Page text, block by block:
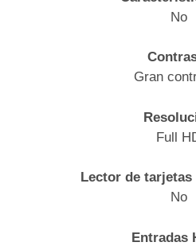
No
Gran
Full
Lector de tarjetas
No
Entradas